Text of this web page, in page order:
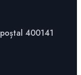
400141